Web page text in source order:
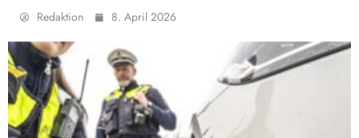
Redaktion 8. April 2026